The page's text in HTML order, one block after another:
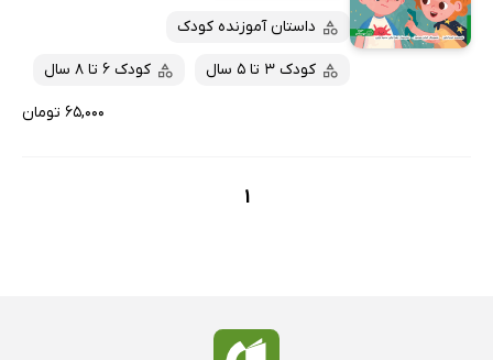
داستان آموزنده کودک
کودک 3 تا 5 سال کودک 6 تا 8 سال
۶۵,۰۰۰ تومان
1